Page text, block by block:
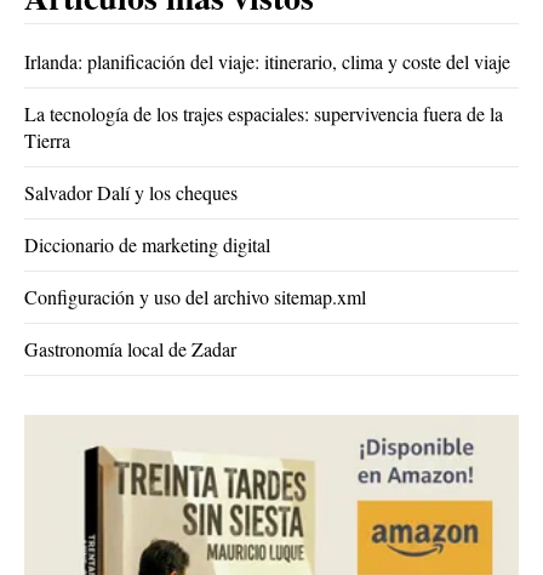
Irlanda: planificación del viaje: itinerario, clima y coste del viaje
La tecnología de los trajes espaciales: supervivencia fuera de la
Tierra
Salvador Dalí y los cheques
Diccionario de marketing digital
Configuración y uso del archivo sitemap.xml
Gastronomía local de Zadar